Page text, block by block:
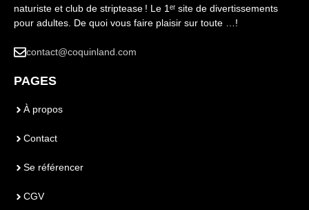
naturiste et club de striptease ! Le 1ᵉʳ site de divertissements
pour adultes. De quoi vous faire plaisir sur toute …!
contact@coquinland.com
PAGES
À propos
Contact
Se référencer
CGV